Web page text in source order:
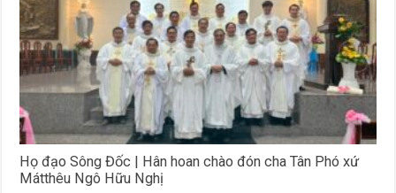
Họ đạo Sông Đốc | Hân hoan chào đón cha Tân Phó xứ
Mátthêu Ngô Hữu Nghị